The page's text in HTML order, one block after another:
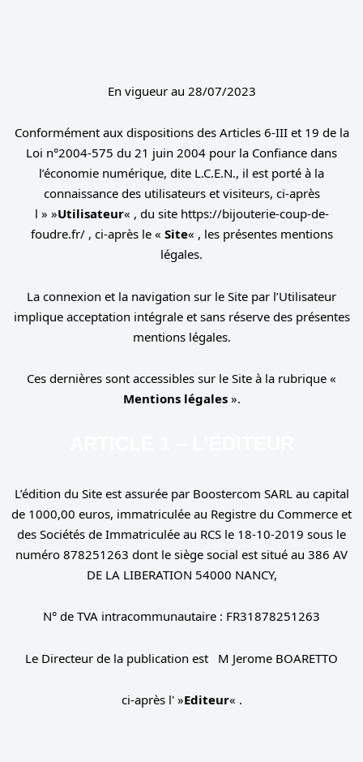
En vigueur au 28/07/2023
Conformément aux dispositions des Articles 6-III et 19 de la
Loi n°2004-575 du 21 juin 2004 pour la Confiance dans
l’économie numérique, dite L.C.E.N., il est porté à la
connaissance des utilisateurs et visiteurs, ci-après
l » »Utilisateur« , du site https://bijouterie-coup-de-
foudre.fr/ , ci-après le « Site« , les présentes mentions
légales.
La connexion et la navigation sur le Site par l’Utilisateur
implique acceptation intégrale et sans réserve des présentes
mentions légales.
Ces dernières sont accessibles sur le Site à la rubrique «
Mentions légales».
L’édition du Site est assurée par Boostercom SARL au capital
de 1000,00 euros, immatriculée au Registre du Commerce et
des Sociétés de Immatriculée au RCS le 18-10-2019 sous le
numéro 878251263 dont le siège social est situé au 386 AV
DE LA LIBERATION 54000 NANCY,
N° de TVA intracommunautaire : FR31878251263
Le Directeur de la publication est M Jerome BOARETTO
ci-après l' »Editeur« .